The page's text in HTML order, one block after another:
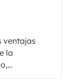
ventajas
la
si así lo